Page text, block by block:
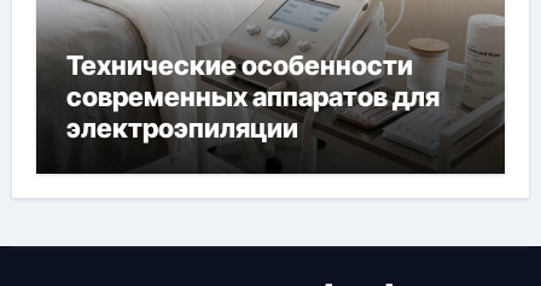
Технические особенности
современных аппаратов для
электроэпиляции